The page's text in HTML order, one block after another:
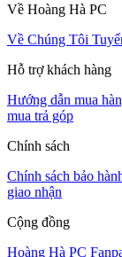
Về Hoàng Hà PC
Về Chúng Tôi
Hỗ trợ khách hàng
Hướng dẫn mua
mua trả góp
Chính sách
Chính sách bảo
giao nhận
Cộng đồng
Hoàng Hà PC